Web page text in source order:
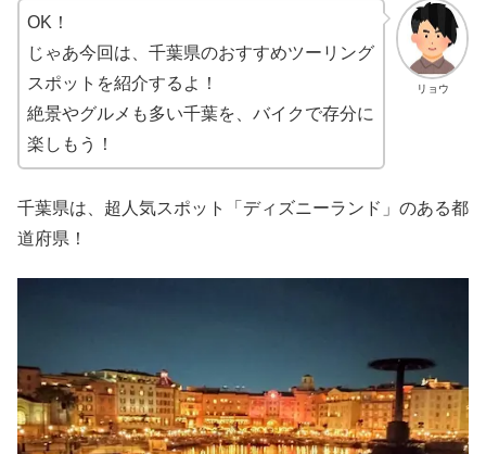
リョウ
OK！
じゃあ今回は、千葉県のおすすめツーリング
スポットを紹介するよ！
絶景やグルメも多い千葉を、バイクで存分に
楽しもう！
千葉県は、超人気スポット「ディズニーランド」のある都
道府県！